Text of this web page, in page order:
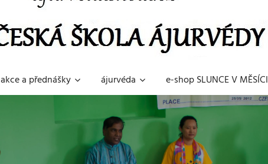
akce a přednášky ájurvéda e-shop SLUNCE V MĚSÍCI